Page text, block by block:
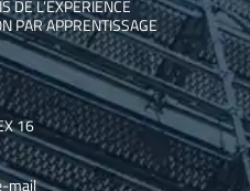
DE L’EXPÉRIENCE
PAR APPRENTISSAGE
16
mail